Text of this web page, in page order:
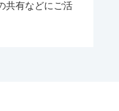
共有などにご活